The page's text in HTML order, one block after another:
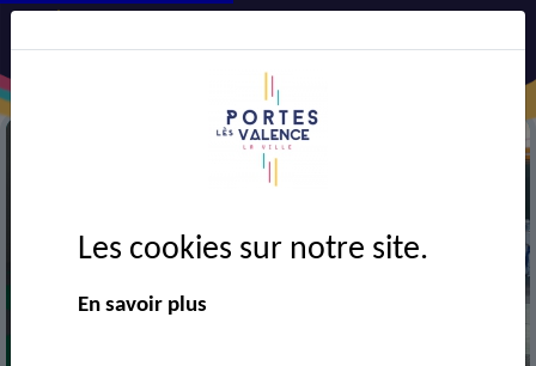
Les cookies sur notre site.
En savoir plus